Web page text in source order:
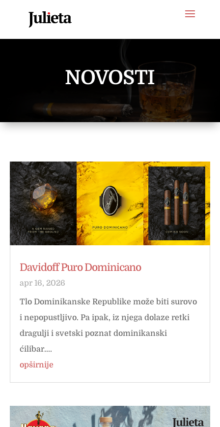
NOVOSTI
Davidoff Puro Dominicano
apr 16, 2026
Tlo Dominikanske Republike može biti surovo
i nepopustljivo. Pa ipak, iz njega dolaze retki
dragulji i svetski poznat dominikanski
ćilibar....
opširnije